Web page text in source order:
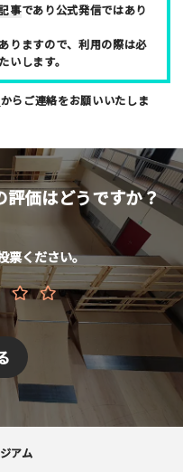
40代
したら
ださい
事であり公式発信ではあり
りますので、利用の際は必
いします。
からご連絡をお願いいたしま
評価はどうですか？
票ください。
アム